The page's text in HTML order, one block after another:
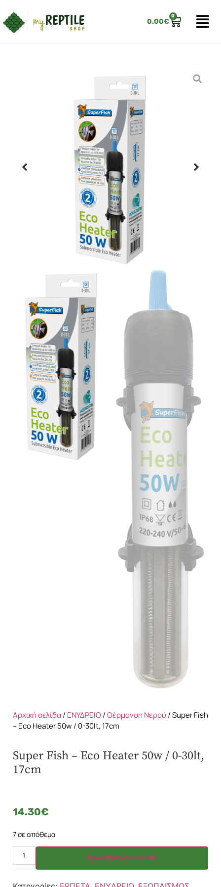
0.00€
0
Αρχική σελίδα / ΕΝΥΔΡΕΙΟ/Θέρμανση Νερού / Super Fish
– Eco Heater 50w / 0-30lt, 17cm
Super Fish – Eco Heater 50w / 0-30lt,
17cm
14.30€
7 σε απόθεμα
Προσθήκη στο καλάθι